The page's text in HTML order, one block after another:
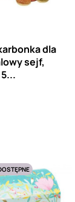
dla
sejf,